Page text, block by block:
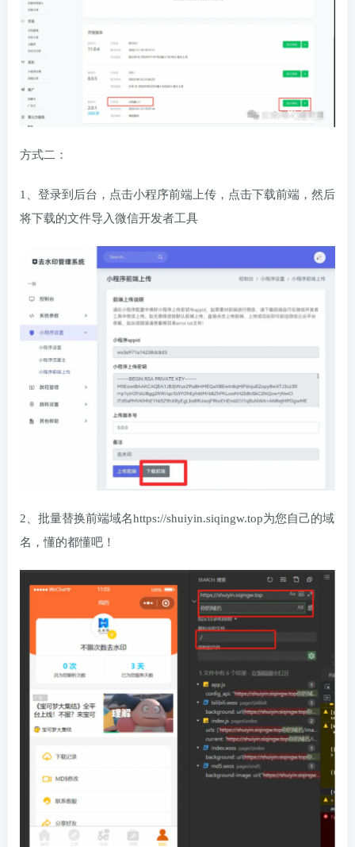
方式二：
1、登录到后台，点击小程序前端上传，点击下载前端，然后
将下载的文件导入微信开发者工具
2、批量替换前端域名https://shuiyin.siqingw.top为您自己的域
名，懂的都懂吧！